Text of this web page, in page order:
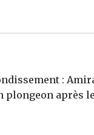
:
plongeon après